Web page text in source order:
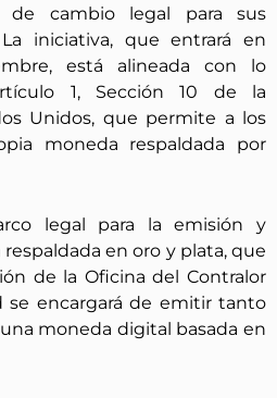
de cambio legal para sus
La iniciativa, que entrará en
está alineada con lo
1, Sección 10 de la
Unidos, que permite a los
moneda respaldada por
legal para la emisión y
en oro y plata, que
de la Oficina del Contralor
se encargará de emitir tanto
moneda digital basada en